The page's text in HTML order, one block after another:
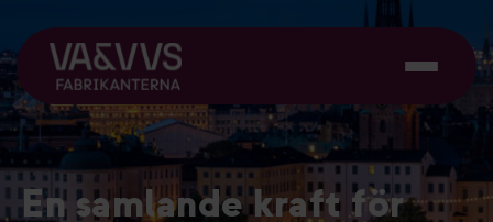
En samlande kraft för